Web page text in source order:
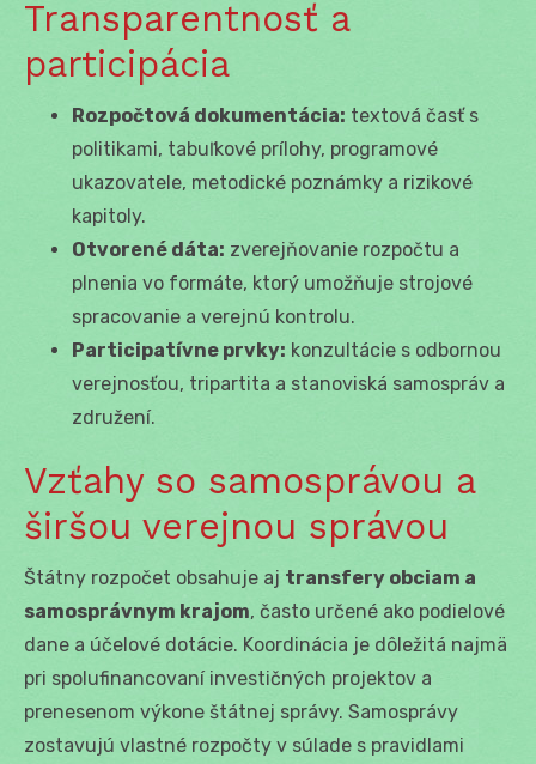
Transparentnosť a
participácia
Rozpočtová dokumentácia: textová časť s
politikami, tabuľkové prílohy, programové
ukazovatele, metodické poznámky a rizikové
kapitoly.
Otvorené dáta: zverejňovanie rozpočtu a
plnenia vo formáte, ktorý umožňuje strojové
spracovanie a verejnú kontrolu.
Participatívne prvky: konzultácie s odbornou
verejnosťou, tripartita a stanoviská samospráv a
združení.
Vzťahy so samosprávou a
širšou verejnou správou
Štátny rozpočet obsahuje aj transfery obciam a
samosprávnym krajom, často určené ako podielové
dane a účelové dotácie. Koordinácia je dôležitá najmä
pri spolufinancovaní investičných projektov a
prenesenom výkone štátnej správy. Samosprávy
zostavujú vlastné rozpočty v súlade s pravidlami